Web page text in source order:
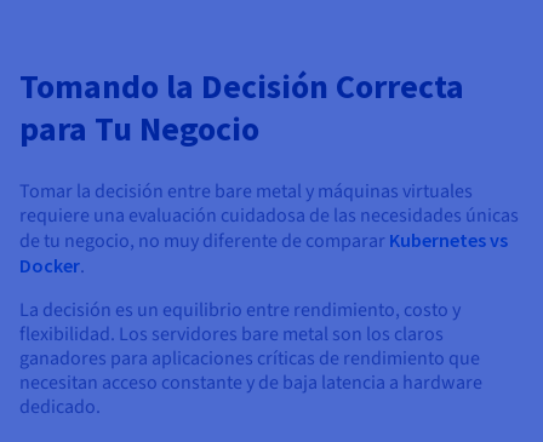
Tomando la Decisión Correcta
para Tu Negocio
Tomar la decisión entre bare metal y máquinas virtuales
requiere una evaluación cuidadosa de las necesidades únicas
de tu negocio, no muy diferente de comparar Kubernetes vs
Docker.
La decisión es un equilibrio entre rendimiento, costo y
flexibilidad. Los servidores bare metal son los claros
ganadores para aplicaciones críticas de rendimiento que
necesitan acceso constante y de baja latencia a hardware
dedicado.